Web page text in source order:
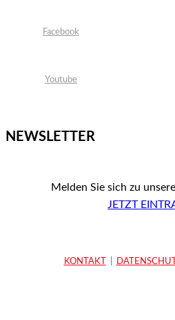
Facebook
Youtube
NEWSLETTER
Melden Sie sich zu
JETZT
KONTAKT